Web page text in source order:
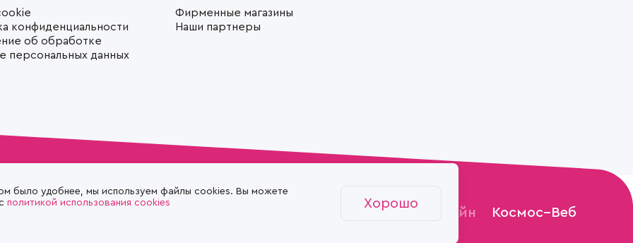
конфиденциальности
об обработке
персональных данных
Фирменные магазины
Наши партнеры
Разработка и дизайн Космос–Веб
было удобнее, мы используем файлы cookies. Вы можете
политикой использования cookies Хорошо